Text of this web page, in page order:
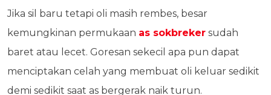
Jika sil baru tetapi oli masih rembes, besar
kemungkinan permukaan as sokbreker sudah
baret atau lecet. Goresan sekecil apa pun dapat
menciptakan celah yang membuat oli keluar sedikit
demi sedikit saat as bergerak naik turun.